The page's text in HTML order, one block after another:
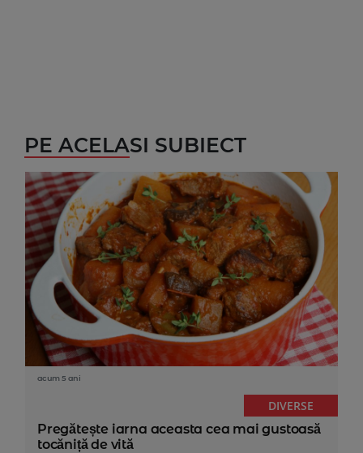
PE ACELASI SUBIECT
acum 5 ani
DIVERSE
Pregătește iarna aceasta cea mai gustoasă
tocăniță de vită